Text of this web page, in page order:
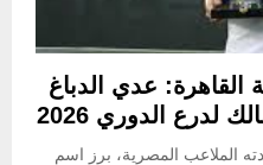
عدي الدباغ
لدرع الدوري 2026
الملاعب المصرية، برز اسم